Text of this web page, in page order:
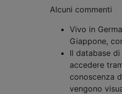
Alcuni commenti
Vivo in
Giappone,
Il database
accedere
conoscenza
vengono